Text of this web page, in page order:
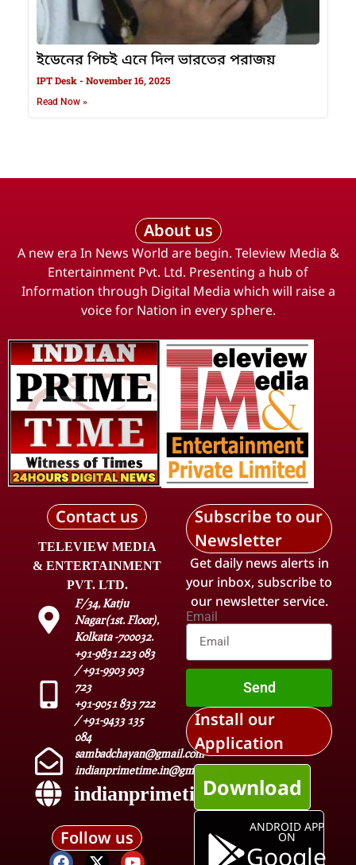
ইডেনের পিচই এনে দিল ভারতের পরাজয়
IPT Desk November 16, 2025
Read Now »
About us
A new era In News World are begin. Teleview Media &
Entertainment Pvt. Ltd. Presenting a hub of
Information through Digital Media which will raise a
voice for Nation in every sphere.
Contact us
TELEVIEW MEDIA
& ENTERTAINMENT
PVT. LTD.
F/34, Katju
Nagar(1st. Floor),
Kolkata -700032.
+91-9831 223 083
/ +91-9903 903
723
+91-9051 833 722
/ +91-9433 135
084
sambadchayan@gmail.com
indianprimetime.in@gmail.com
indianprimetime.in
Follow us
Subscribe to our
Newsletter
Get daily news alerts in
your inbox, subscribe to
our newsletter service.
Email
Send
Install our
Application
Download
ANDROID APP
ON
Google